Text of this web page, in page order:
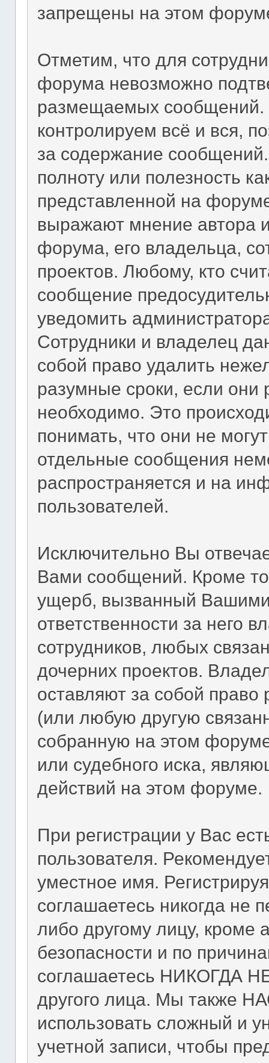
запрещены на этом
Отметим, что для
форума невозможно
размещаемых сообщений.
контролируем всё и вся,
за содержание
полноту или полезность
представленной на
выражают мнение автора
форума, его владельца,
проектов. Любому, кто
сообщение
уведомить
Сотрудники и владелец
собой право удалить
разумные сроки, если они
необходимо. Это
понимать, что они не
отдельные сообщения
распространяется и на
пользователей.
Исключительно Вы
Вами сообщений. Кроме
ущерб, вызванный
ответственности за него
сотрудников, любых
дочерних проектов.
оставляют за собой
(или любую другую
собранную на этом
или судебного иска,
действий на этом форуме.
При регистрации у Вас
пользователя.
уместное имя.
соглашаетесь никогда не
либо другому лицу,
безопасности и по
соглашаетесь НИКОГДА
другого лица. Мы также
использовать сложный и
учетной записи, чтобы